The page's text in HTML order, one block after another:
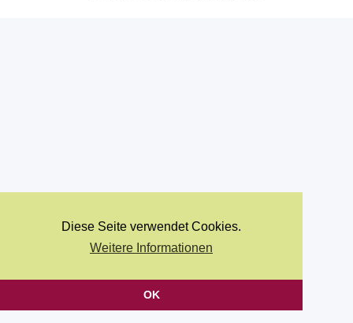
Diese Seite verwendet Cookies.
Weitere Informationen
OK